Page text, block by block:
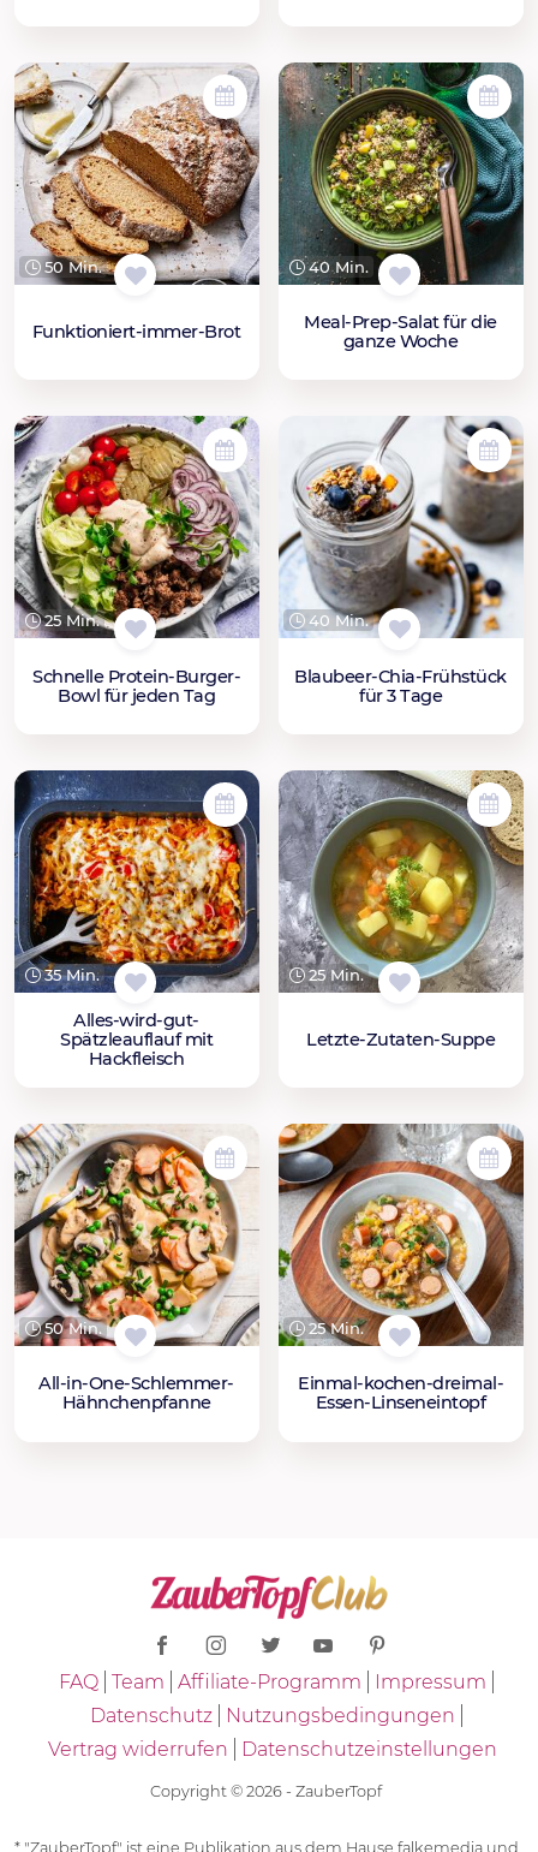
50 Min.
Funktioniert-immer-Brot
40 Min.
Meal-Prep-Salat für die
ganze Woche
25 Min.
Schnelle Protein-Burger-
Bowl für jeden Tag
40 Min.
Blaubeer-Chia-Frühstück
für 3 Tage
35 Min.
Alles-wird-gut-
Spätzleauflauf mit
Hackfleisch
25 Min.
Letzte-Zutaten-Suppe
50 Min.
All-in-One-Schlemmer-
Hähnchenpfanne
25 Min.
Einmal-kochen-dreimal-
Essen-Linseneintopf
FAQ Team Affiliate-Programm
Impressum
Datenschutz
Nutzungsbedingungen
Vertrag widerrufen
Datenschutzeinstellungen
Copyright © 2026 - ZauberTopf
* "ZauberTopf" ist eine Publikation aus dem Hause falkemedia und